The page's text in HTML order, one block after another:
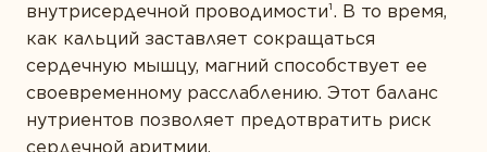
внутрисердечной проводимости¹. В то время,
как кальций заставляет сокращаться
сердечную мышцу, магний способствует ее
своевременному расслаблению. Этот баланс
нутриентов позволяет предотвратить риск
сердечной аритмии.